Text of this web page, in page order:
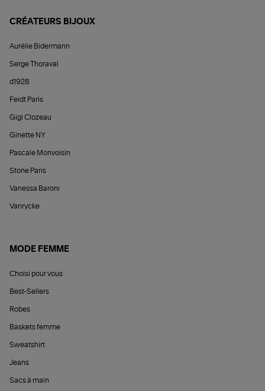
CRÉATEURS BIJOUX
Aurélie Bidermann
Serge Thoraval
d1928
Feidt Paris
Gigi Clozeau
Ginette NY
Pascale Monvoisin
Stone Paris
Vanessa Baroni
Vanrycke
MODE FEMME
Choisi pour vous
Best-Sellers
Robes
Baskets femme
Sweatshirt
Jeans
Sacs à main